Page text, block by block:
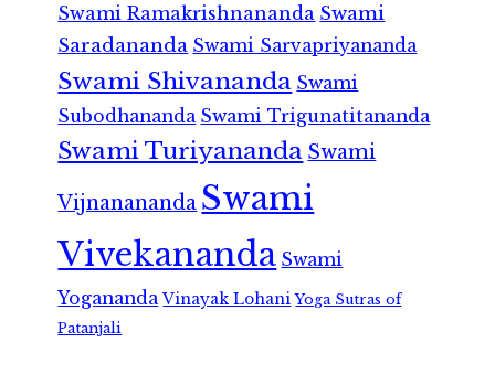
Swami Ramakrishnananda Swami
Saradananda Swami Sarvapriyananda
Swami Shivananda Swami
Subodhananda Swami Trigunatitananda
Swami Turiyananda Swami
Vijnanananda Swami
Vivekananda Swami
Yogananda Vinayak Lohani Yoga Sutras of
Patanjali